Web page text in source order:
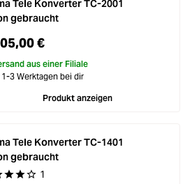
Tele Konverter TC-2001
gebraucht
€
aus einer Filiale
1-3 Werktagen bei dir
Produkt anzeigen
Bewertung von 4 von 5
1
Tele Konverter TC-1401
gebraucht